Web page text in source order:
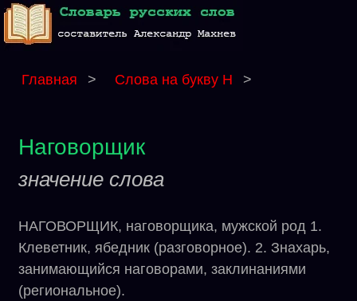
Главная > Слова на букву Н >
Наговорщик
значение слова
НАГОВОРЩИК, наговорщика, мужской род 1.
Клеветник, ябедник (разговорное). 2. Знахарь,
занимающийся наговорами, заклинаниями
(региональное).